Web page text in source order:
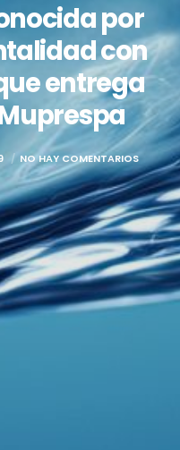
por
con
que entrega
NO HAY COMENTARIOS